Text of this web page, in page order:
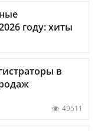
году: хиты
в
49511